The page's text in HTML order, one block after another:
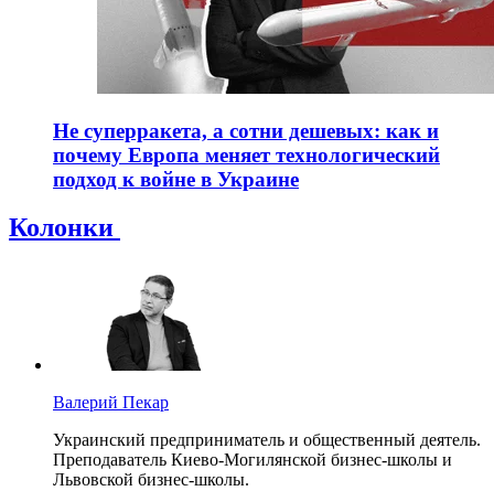
Не суперракета, а сотни дешевых: как и
почему Европа меняет технологический
подход к войне в Украине
Колонки
Валерий Пекар
Украинский предприниматель и общественный деятель.
Преподаватель Киево-Могилянской бизнес-школы и
Львовской бизнес-школы.